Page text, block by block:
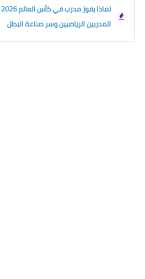
المدربين الرياضيين وسر صناعة البطل